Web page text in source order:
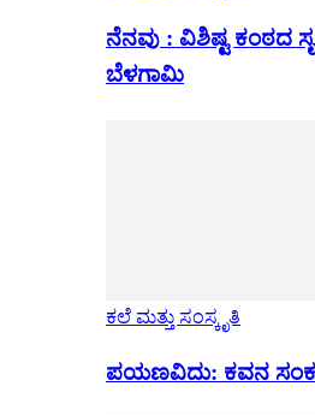
ನೆನವು : ವಿಶಿಷ್ಟ
ಬೆಳಗಾಮಿ
ಕಲೆ ಮತ್ತು ಸಂಸ್ಕೃತಿ
ಪಯಣವಿದು: ಕವನ